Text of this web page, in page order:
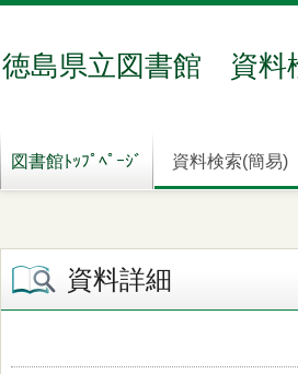
徳島県立図書館 資料
図書館ﾄｯﾌﾟﾍﾟｰｼﾞ 資料検索(簡易)
資料詳細